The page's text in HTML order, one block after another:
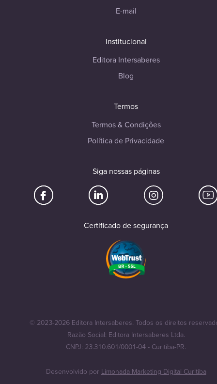
E-mail
Institucional
Editora Intersaberes
Blog
Termos
Termos & Condições
Política de Privacidade
Siga nossas páginas
Certificado de segurança
© 2023-2026 Editora Intersaberes. Todos os direitos
Razão Social: Editora Intersaberes Ltda.
CNPJ: 23.310.601/0001-04 - Curitiba-PR.
Desenvolvido por Limonada Marketing Digital Curitiba